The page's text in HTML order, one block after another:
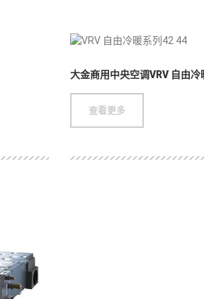
大金商用中央空调VRV 自由冷
查看更多